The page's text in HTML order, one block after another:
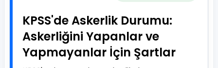
KPSS'de Askerlik Durumu:
Askerliğini Yapanlar ve
Yapmayanlar İçin Şartlar